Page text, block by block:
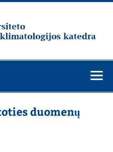
universiteto
Hidrologijos ir
klimatologijos
katedra
duomenų